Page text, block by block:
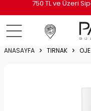
750 TL ve Üzeri
ANASAYFA TIRNAK OJE